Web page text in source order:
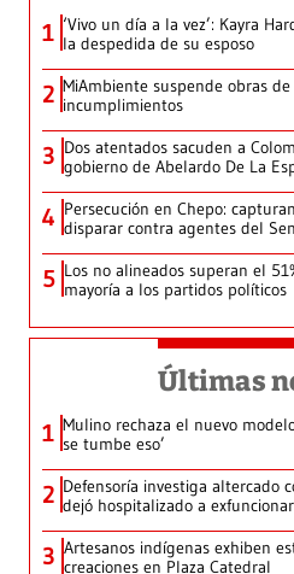
1 ‘Vivo un día a la vez’: Kayra
la despedida de su esposo
2 MiAmbiente suspende obras
incumplimientos
3 Dos atentados sacuden a
gobierno de Abelardo De La
4 Persecución en Chepo:
disparar contra agentes del
5 Los no alineados superan el
mayoría a los partidos políticos
Últimas
1 Mulino rechaza el nuevo
se tumbe eso’
2 Defensoría investiga altercado
dejó hospitalizado a
3 Artesanos indígenas exhiben
creaciones en Plaza Catedral